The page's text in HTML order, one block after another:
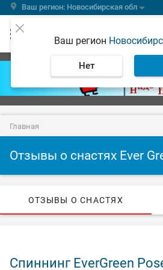
Ваш регион: Новосибирская обл
Ваш регион
Нет
Главная
Отзывы о снастях Ever
ОТЗЫВЫ О СНАСТЯХ
Спиннинг EverGreen